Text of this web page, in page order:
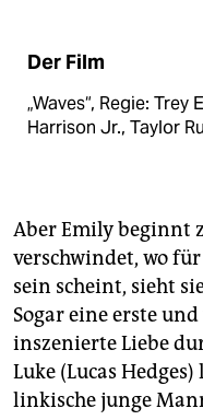
Der Film
„Waves“, Regie:
Harrison Jr., Taylor
Aber Emily beginnt
verschwindet, wo
sein scheint, sieht
Sogar eine erste
inszenierte Liebe
Luke (Lucas
linkische junge